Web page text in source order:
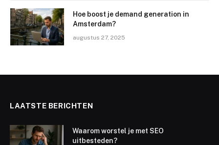
Hoe boost je demand generation in
Amsterdam?
augustus 27, 2025
LAATSTE BERICHTEN
Waarom worstel je met SEO
uitbesteden?